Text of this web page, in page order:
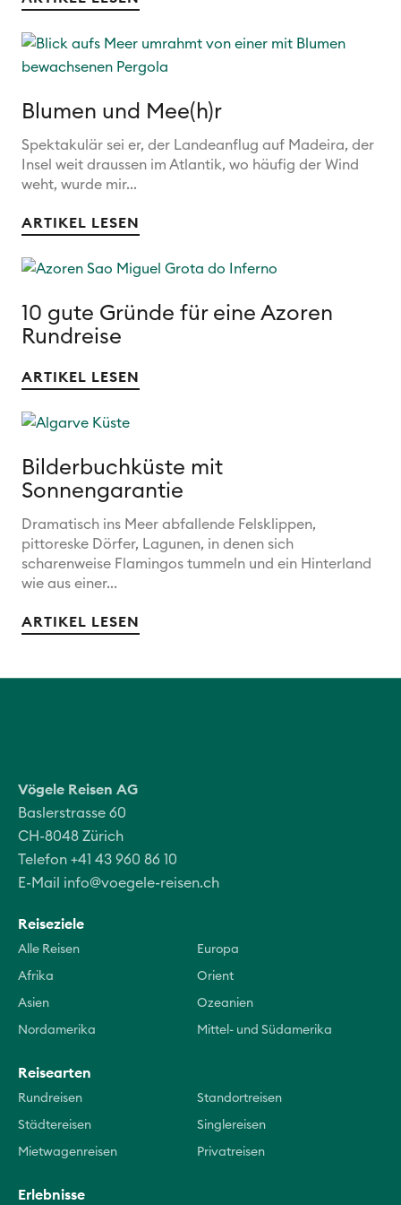
Blumen und Mee(h)r
Spektakulär sei er, der Landeanflug auf Madeira, der
Insel weit draussen im Atlantik, wo häufig der Wind
weht, wurde mir...
ARTIKEL LESEN
10 gute Gründe für eine Azoren
Rundreise
ARTIKEL LESEN
Bilderbuchküste mit
Sonnengarantie
Dramatisch ins Meer abfallende Felsklippen,
pittoreske Dörfer, Lagunen, in denen sich
scharenweise Flamingos tummeln und ein Hinterland
wie aus einer...
ARTIKEL LESEN
Vögele Reisen AG
Baslerstrasse 60
CH-8048 Zürich
Telefon +41 43 960 86 10
E-Mail info@voegele-reisen.ch
Reiseziele
Alle Reisen Europa
Afrika Orient
Asien Ozeanien
Nordamerika Mittel- und Südamerika
Reisearten
Rundreisen Standortreisen
Städtereisen Singlereisen
Mietwagenreisen Privatreisen
Erlebnisse